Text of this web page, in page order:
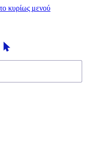
κυρίως μενού